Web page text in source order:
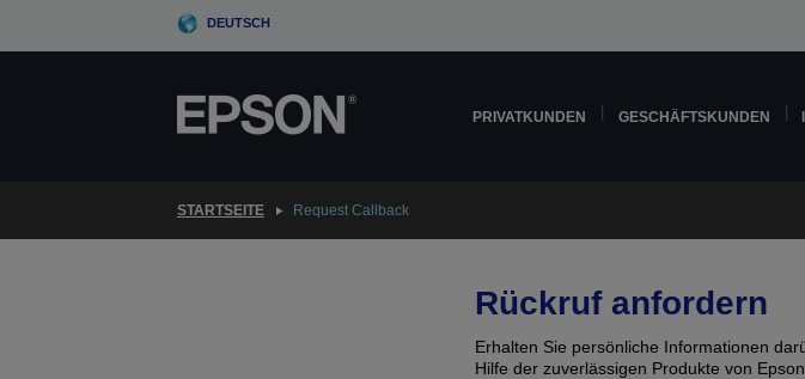
DEUTSCH
PRIVATKUNDEN GESCHÄFTSKUNDEN
STARTSEITE Request Callback
Rückruf anfordern
Erhalten Sie persönliche Informationen
Hilfe der zuverlässigen Produkte von